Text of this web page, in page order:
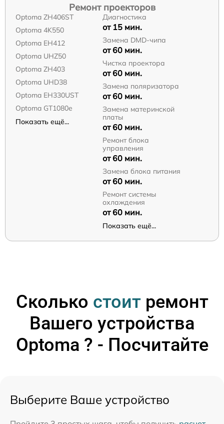
Ремонт проекторов
Optoma ZH406ST
Optoma 4K550
Optoma EH412
Optoma UHZ50
Optoma ZH403
Optoma UHD38
Optoma EH330UST
Optoma GT1080e
Показать ещё...
Диагностика
от 15 мин.
Замена DMD-чипа
от 60 мин.
Чистка проектора
от 60 мин.
Замена поляризатора
от 60 мин.
Замена материнской
платы
от 60 мин.
Ремонт блока
управления
от 60 мин.
Замена блока питания
от 60 мин.
Ремонт системы
охлаждения
от 60 мин.
Показать ещё...
Сколько стоитремонт
Вашего устройства
Optoma ? - Посчитайте
Выберите Ваше устройство